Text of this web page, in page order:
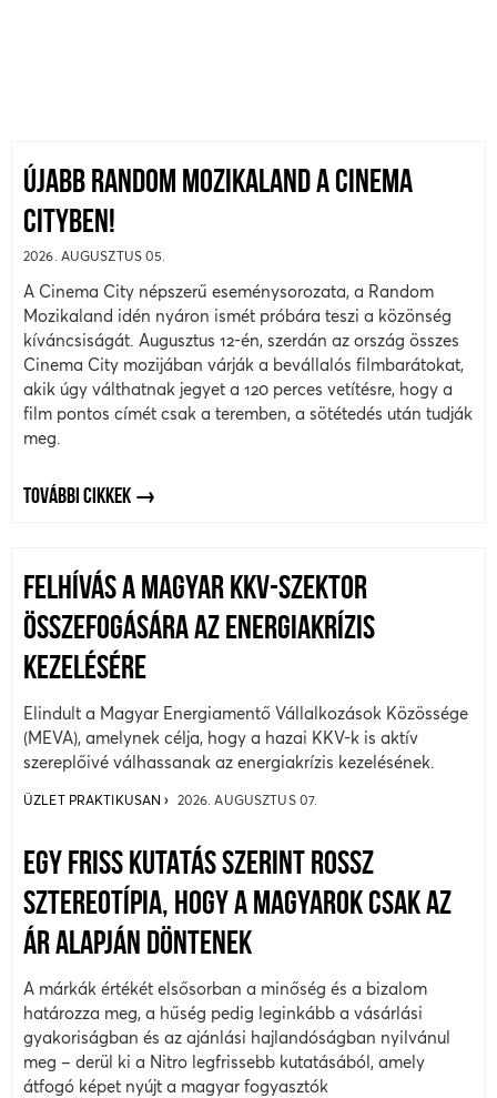
ÚJABB RANDOM MOZIKALAND A CINEMA
CITYBEN!
2026. AUGUSZTUS 05.
A Cinema City népszerű eseménysorozata, a Random
Mozikaland idén nyáron ismét próbára teszi a közönség
kíváncsiságát. Augusztus 12-én, szerdán az ország összes
Cinema City mozijában várják a bevállalós filmbarátokat,
akik úgy válthatnak jegyet a 120 perces vetítésre, hogy a
film pontos címét csak a teremben, a sötétedés után tudják
meg.
TOVÁBBI CIKKEK
FELHÍVÁS A MAGYAR KKV-SZEKTOR
ÖSSZEFOGÁSÁRA AZ ENERGIAKRÍZIS
KEZELÉSÉRE
Elindult a Magyar Energiamentő Vállalkozások Közössége
(MEVA), amelynek célja, hogy a hazai KKV-k is aktív
szereplőivé válhassanak az energiakrízis kezelésének.
ÜZLET PRAKTIKUSAN 2026. AUGUSZTUS 07.
EGY FRISS KUTATÁS SZERINT ROSSZ
SZTEREOTÍPIA, HOGY A MAGYAROK CSAK AZ
ÁR ALAPJÁN DÖNTENEK
A márkák értékét elsősorban a minőség és a bizalom
határozza meg, a hűség pedig leginkább a vásárlási
gyakoriságban és az ajánlási hajlandóságban nyilvánul
meg – derül ki a Nitro legfrissebb kutatásából, amely
átfogó képet nyújt a magyar fogyasztók